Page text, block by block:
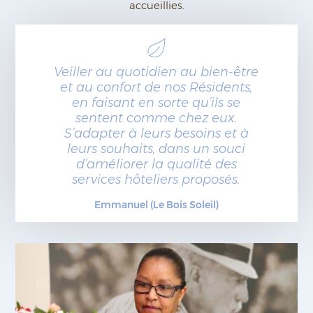
accueillies.
Veiller au quotidien au bien-être
et au confort de nos Résidents,
en faisant en sorte qu’ils se
sentent comme chez eux.
S’adapter à leurs besoins et à
leurs souhaits, dans un souci
d’améliorer la qualité des
services hôteliers proposés.
Emmanuel (Le Bois Soleil)